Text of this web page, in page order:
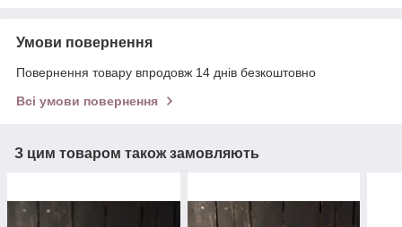
Умови повернення
Повернення товару впродовж 14 днів безкоштовно
Всі умови повернення
З цим товаром також замовляють